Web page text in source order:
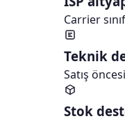
Carrier
Teknik
Satış
Stok